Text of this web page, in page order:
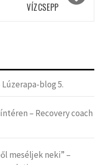
VÍZCSEPP
blog 5.
– Recovery coach
meséljek neki” –